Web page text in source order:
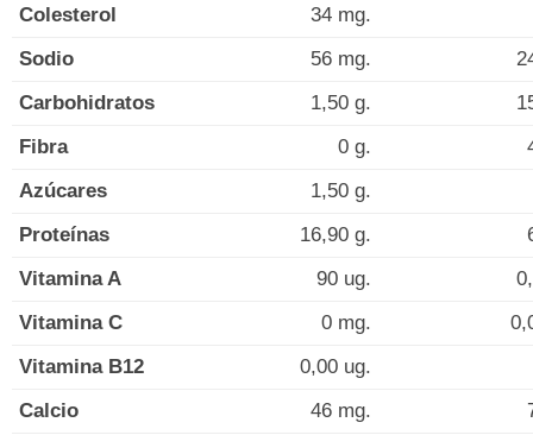
Colesterol
34 mg.
Sodio
56 mg.
Carbohidratos
1,50 g.
Fibra
0 g.
Azúcares
1,50 g.
Proteínas
16,90 g.
Vitamina A
90 ug.
Vitamina C
0 mg.
Vitamina B12
0,00 ug.
Calcio
46 mg.